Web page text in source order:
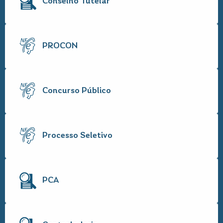
PROCON
Concurso Público
Processo Seletivo
PCA